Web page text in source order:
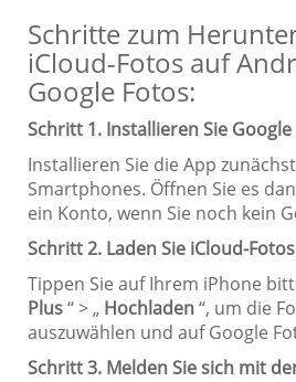
Schritte zum
iCloud-Fotos auf
Google Fotos:
Schritt 1. Installieren Sie
Installieren Sie die App
Smartphones. Öffnen Sie es
ein Konto, wenn Sie noch kein
Schritt 2. Laden Sie iCloud-
Tippen Sie auf Ihrem iPhone
Plus“ > „ Hochladen“, um die
auszuwählen und auf Google
Schritt 3. Melden Sie sich mit